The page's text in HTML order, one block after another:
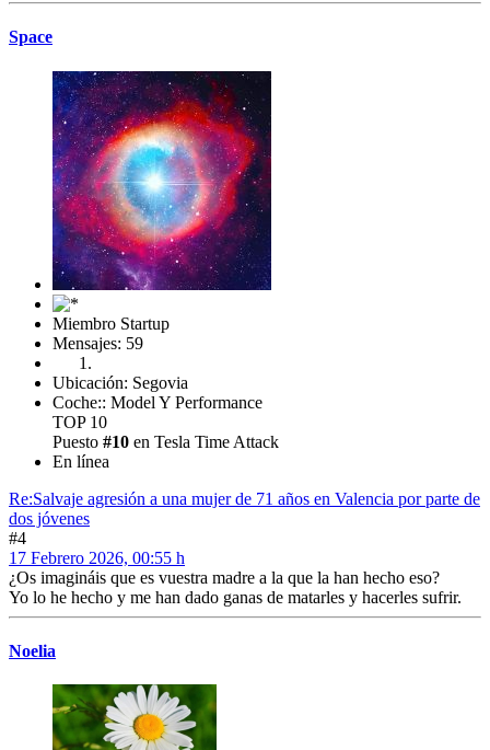
Space
Miembro Startup
Mensajes: 59
Ubicación: Segovia
Coche:: Model Y Performance
TOP 10
Puesto #10 en Tesla Time Attack
En línea
Re:Salvaje agresión a una mujer de 71 años en Valencia por parte de
dos jóvenes
#4
17 Febrero 2026, 00:55 h
¿Os imagináis que es vuestra madre a la que la han hecho eso?
Yo lo he hecho y me han dado ganas de matarles y hacerles sufrir.
Noelia